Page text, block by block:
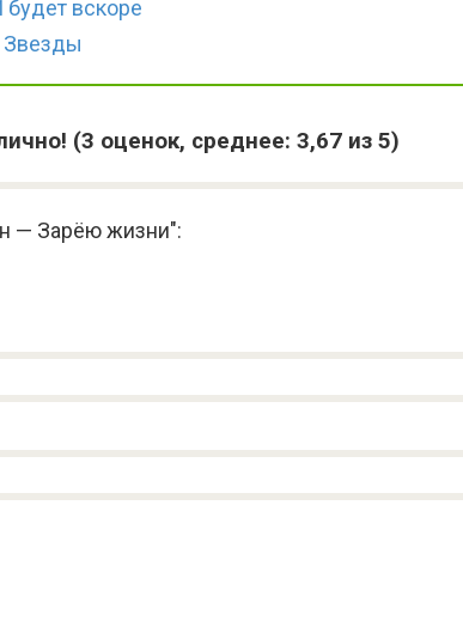
вскоре
Звезды
(3 оценок, среднее: 3,67 из 5)
— Зарёю жизни":